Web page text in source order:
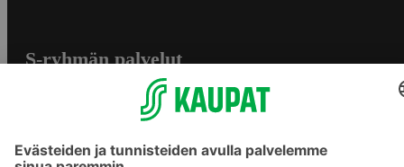
S-ryhmän palvelut
Yhteishyvä Ruoka -sovellus